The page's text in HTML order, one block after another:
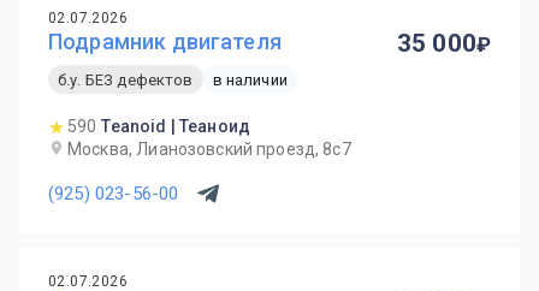
02.07.2026
Подрамник двигателя
б.у. БЕЗ дефектов в наличии
590 Teanoid | Теаноид
Москва, Лианозовский проезд, 8с7
(925) 023-56-00
35 000
02.07.2026